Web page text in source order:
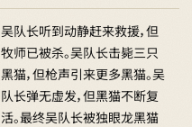
吴队长听到动静赶来救援，但
牧师已被杀。吴队长击毙三只
黑猫，但枪声引来更多黑猫。吴
队长弹无虚发，但黑猫不断复
活。最终吴队长被独眼龙黑猫